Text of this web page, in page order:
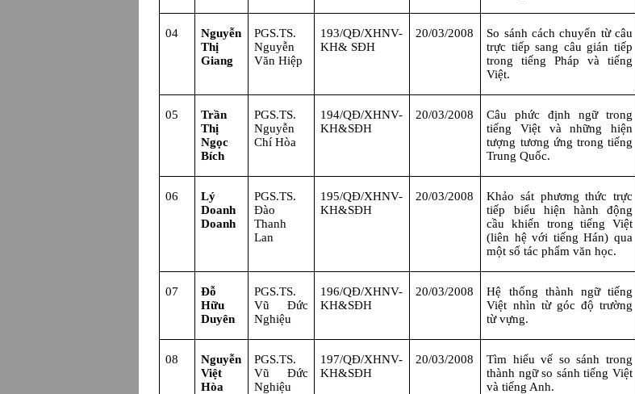
04
Nguyễn
Thị
Giang
PGS.TS.
Nguyễn
Văn Hiệp
193/QĐ/XHNV-
KH& SĐH
20/03/2008
So sánh cách chuyển từ câu
trực tiếp sang câu gián tiếp
trong tiếng Pháp và tiếng
Việt.
05
Trần
Thị
Ngọc
Bích
PGS.TS.
Nguyễn
Chí Hòa
194/QĐ/XHNV-
KH&SĐH
20/03/2008
Câu phức định ngữ trong
tiếng Việt và những hiện
tượng tương ứng trong tiếng
Trung Quốc.
06
Lý
Doanh
Doanh
PGS.TS.
Đào
Thanh
Lan
195/QĐ/XHNV-
KH&SĐH
20/03/2008
Khảo sát phương thức trực
tiếp biểu hiện hành động
cầu khiến trong tiếng Việt
(liên hệ với tiếng Hán) qua
một số tác phẩm văn học.
07
Đỗ
Hữu
Duyên
PGS.TS.
Vũ Đức
Nghiệu
196/QĐ/XHNV-
KH&SĐH
20/03/2008
Hệ thống thành ngữ tiếng
Việt nhìn từ góc độ trường
từ vựng.
08
Nguyễn
Việt
Hòa
PGS.TS.
Vũ Đức
Nghiệu
197/QĐ/XHNV-
KH&SĐH
20/03/2008
Tìm hiểu vế so sánh trong
thành ngữ so sánh tiếng Việt
và tiếng Anh.